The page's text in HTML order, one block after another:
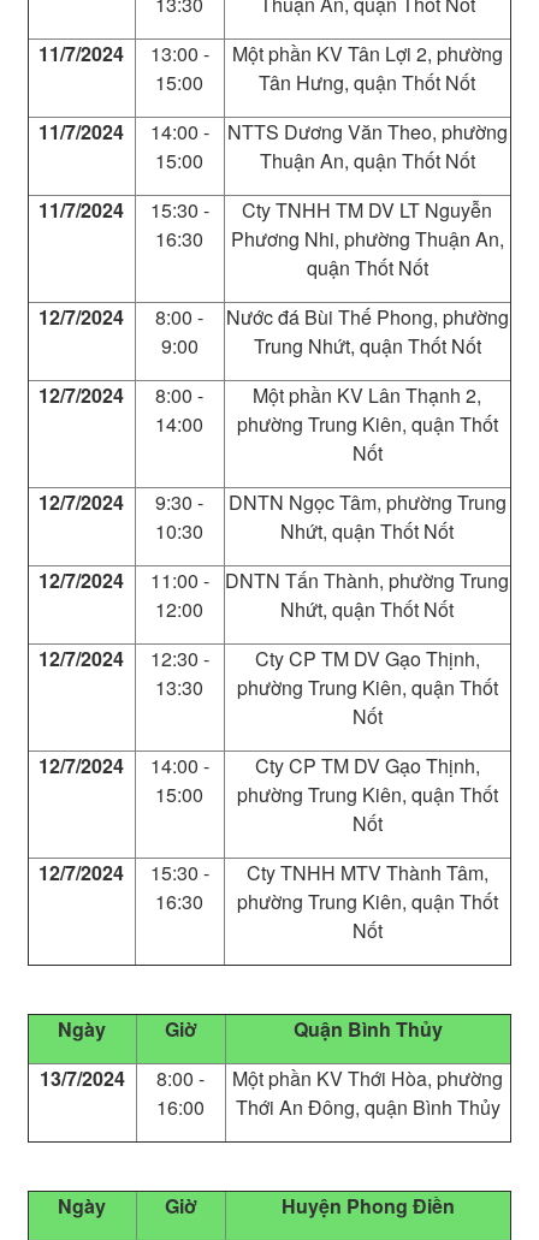
11/7/2024
13:00 -
15:00
Một phần KV Tân Lợi 2, phường
Tân Hưng, quận Thốt Nốt
11/7/2024
14:00 -
15:00
NTTS Dương Văn Theo, phường
Thuận An, quận Thốt Nốt
11/7/2024
15:30 -
16:30
Cty TNHH TM DV LT Nguyễn
Phương Nhi, phường Thuận An,
quận Thốt Nốt
12/7/2024
8:00 -
9:00
Nước đá Bùi Thế Phong, phường
Trung Nhứt, quận Thốt Nốt
12/7/2024
8:00 -
14:00
Một phần KV Lân Thạnh 2,
phường Trung Kiên, quận Thốt
Nốt
12/7/2024
9:30 -
10:30
DNTN Ngọc Tâm, phường Trung
Nhứt, quận Thốt Nốt
12/7/2024
11:00 -
12:00
DNTN Tấn Thành, phường Trung
Nhứt, quận Thốt Nốt
12/7/2024
12:30 -
13:30
Cty CP TM DV Gạo Thịnh,
phường Trung Kiên, quận Thốt
Nốt
12/7/2024
14:00 -
15:00
Cty CP TM DV Gạo Thịnh,
phường Trung Kiên, quận Thốt
Nốt
12/7/2024
15:30 -
16:30
Cty TNHH MTV Thành Tâm,
phường Trung Kiên, quận Thốt
Nốt
Ngày Giờ
Quận Bình Thủy
13/7/2024
8:00 -
16:00
Một phần KV Thới Hòa, phường
Thới An Đông, quận Bình Thủy
Ngày Giờ
Huyện Phong Điền